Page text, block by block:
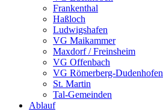
Frankenthal
Haßloch
Ludwigshafen
VG Maikammer
Maxdorf / Freinsheim
VG Offenbach
VG Römerberg-Dudenhofen
St. Martin
Tal-Gemeinden
Ablauf